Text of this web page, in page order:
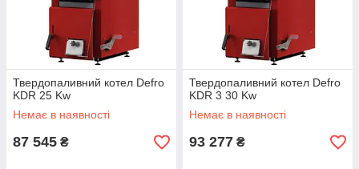
Твердопаливний котел Defro
KDR 25 Kw
Немає в наявності
87 545 ₴
Твердопаливний котел Defro
KDR 3 30 Kw
Немає в наявності
93 277 ₴